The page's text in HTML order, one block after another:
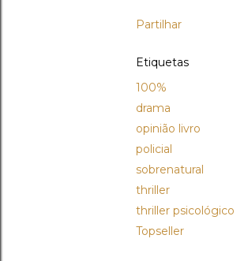
Partilhar
Etiquetas
100%
drama
opinião livro
policial
sobrenatural
thriller
thriller psicológico
Topseller